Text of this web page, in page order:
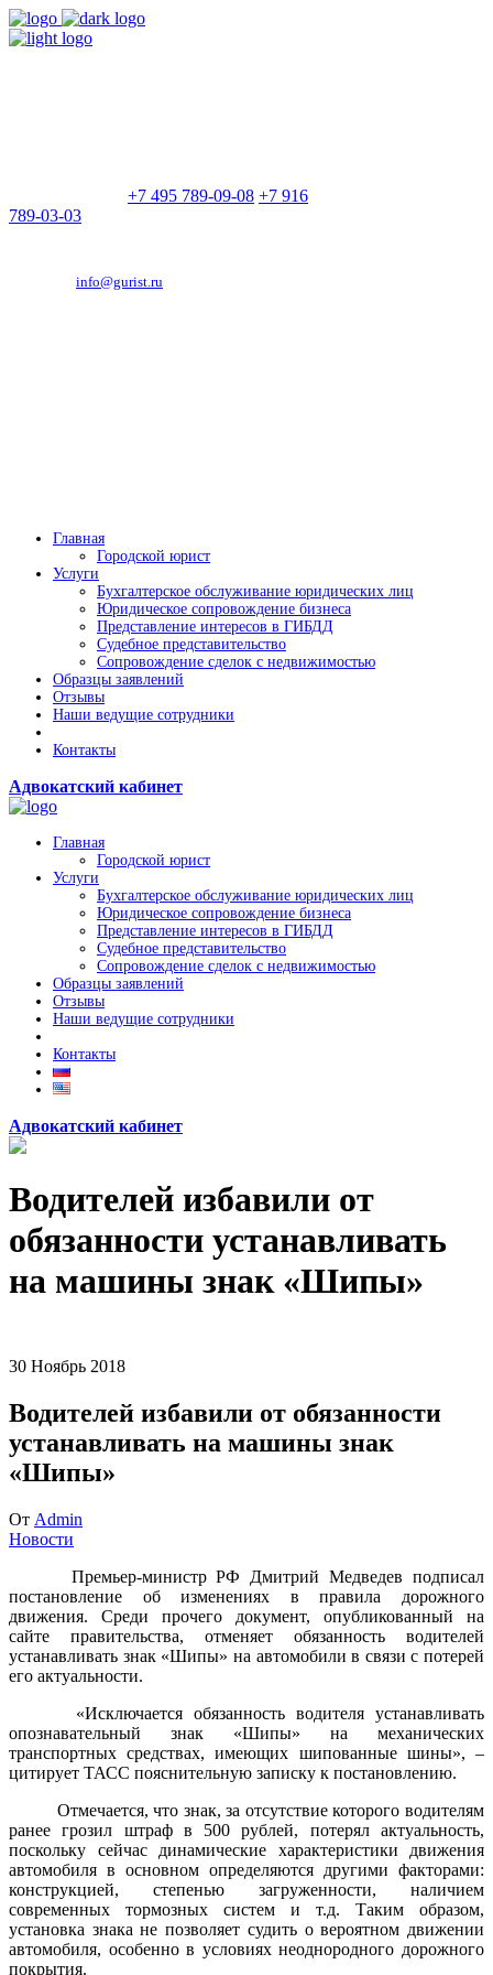
+7 495 789-09-08 +7 916
789-03-03
info@gurist.ru
Главная
Городской юрист
Услуги
Бухгалтерское обслуживание юридических лиц
Юридическое сопровождение бизнеса
Представление интересов в ГИБДД
Судебное представительство
Сопровождение сделок с недвижимостью
Образцы заявлений
Отзывы
Наши ведущие сотрудники
Контакты
Адвокатский кабинет
Главная
Городской юрист
Услуги
Бухгалтерское обслуживание юридических лиц
Юридическое сопровождение бизнеса
Представление интересов в ГИБДД
Судебное представительство
Сопровождение сделок с недвижимостью
Образцы заявлений
Отзывы
Наши ведущие сотрудники
Контакты
Адвокатский кабинет
Водителей избавили от
обязанности устанавливать
на машины знак «Шипы»
30 Ноябрь 2018
Водителей избавили от обязанности
устанавливать на машины знак
«Шипы»
От Admin
Новости
Премьер-министр РФ Дмитрий Медведев подписал
постановление об изменениях в правила дорожного
движения. Среди прочего документ, опубликованный на
сайте правительства, отменяет обязанность водителей
устанавливать знак «Шипы» на автомобили в связи с потерей
его актуальности.
«Исключается обязанность водителя устанавливать
опознавательный знак «Шипы» на механических
транспортных средствах, имеющих шипованные шины», –
цитирует ТАСС пояснительную записку к постановлению.
Отмечается, что знак, за отсутствие которого водителям
ранее грозил штраф в 500 рублей, потерял актуальность,
поскольку сейчас динамические характеристики движения
автомобиля в основном определяются другими факторами:
конструкцией, степенью загруженности, наличием
современных тормозных систем и т.д. Таким образом,
установка знака не позволяет судить о вероятном движении
автомобиля, особенно в условиях неоднородного дорожного
покрытия.